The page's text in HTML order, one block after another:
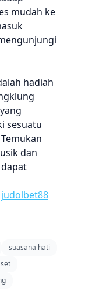
mudah ke
hadiah
sesuatu
dan
judolbet88
suasana hati